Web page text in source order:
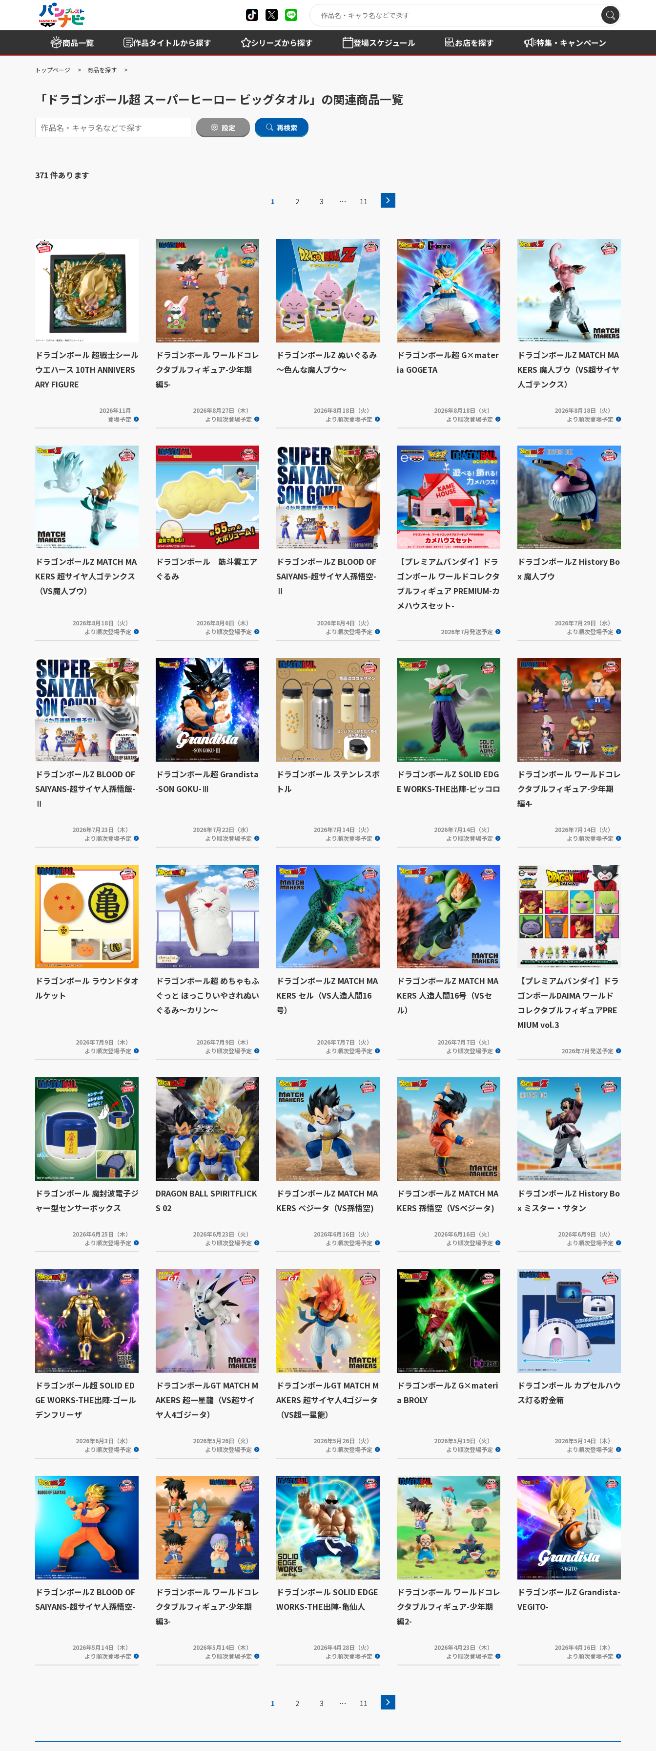
商品一覧 作品タイトルから探す シリーズから探す 登場スケジュール お店を探す 特集・キャンペーン
トップページ 商品を探す
「ドラゴンボール超 スーパーヒーロー ビッグタオル」の関連商品一覧
設定 再検索
371 件あります
1 2 3 … 11
ドラゴンボール 超戦士シール
ウエハース 10TH ANNIVERS
ARY FIGURE
2026年11月
登場予定
ドラゴンボール ワールドコレ
クタブルフィギュア-少年期
編5-
2026年8月27日（木）
より順次登場予定
ドラゴンボールZ ぬいぐるみ
～色んな魔人ブウ～
2026年8月18日（火）
より順次登場予定
ドラゴンボール超 G×mater
ia GOGETA
2026年8月18日（火）
より順次登場予定
ドラゴンボールZ MATCH MA
KERS 魔人ブウ（VS超サイヤ
人ゴテンクス）
2026年8月18日（火）
より順次登場予定
ドラゴンボールZ MATCH MA
KERS 超サイヤ人ゴテンクス
（VS魔人ブウ）
2026年8月18日（火）
より順次登場予定
ドラゴンボール 筋斗雲エア
ぐるみ
2026年8月6日（木）
より順次登場予定
ドラゴンボールZ BLOOD OF
SAIYANS-超サイヤ人孫悟空-
Ⅱ
2026年8月4日（火）
より順次登場予定
【プレミアムバンダイ】ドラ
ゴンボール ワールドコレクタ
ブルフィギュア PREMIUM-カ
メハウスセット-
2026年7月発送予定
ドラゴンボールZ History Bo
x 魔人ブウ
2026年7月29日（水）
より順次登場予定
ドラゴンボールZ BLOOD OF
SAIYANS-超サイヤ人孫悟飯-
Ⅱ
2026年7月23日（木）
より順次登場予定
ドラゴンボール超 Grandista
-SON GOKU-Ⅲ
2026年7月22日（水）
より順次登場予定
ドラゴンボール ステンレスボ
トル
2026年7月14日（火）
より順次登場予定
ドラゴンボールZ SOLID EDG
E WORKS-THE出陣-ピッコロ
2026年7月14日（火）
より順次登場予定
ドラゴンボール ワールドコレ
クタブルフィギュア-少年期
編4-
2026年7月14日（火）
より順次登場予定
ドラゴンボール ラウンドタオ
ルケット
2026年7月9日（木）
より順次登場予定
ドラゴンボール超 めちゃもふ
ぐっと ほっこりいやされぬい
ぐるみ～カリン～
2026年7月9日（木）
より順次登場予定
ドラゴンボールZ MATCH MA
KERS セル（VS人造人間16
号）
2026年7月7日（火）
より順次登場予定
ドラゴンボールZ MATCH MA
KERS 人造人間16号（VSセ
ル）
2026年7月7日（火）
より順次登場予定
【プレミアムバンダイ】ドラ
ゴンボールDAIMA ワールド
コレクタブルフィギュアPRE
MIUM vol.3
2026年7月発送予定
ドラゴンボール 魔封波電子ジ
ャー型センサーボックス
2026年6月25日（木）
より順次登場予定
DRAGON BALL SPIRITFLICK
S 02
2026年6月23日（火）
より順次登場予定
ドラゴンボールZ MATCH MA
KERS ベジータ（VS孫悟空)
2026年6月16日（火）
より順次登場予定
ドラゴンボールZ MATCH MA
KERS 孫悟空（VSベジータ)
2026年6月16日（火）
より順次登場予定
ドラゴンボールZ History Bo
x ミスター・サタン
2026年6月9日（火）
より順次登場予定
ドラゴンボール超 SOLID ED
GE WORKS-THE出陣-ゴール
デンフリーザ
2026年6月3日（水）
より順次登場予定
ドラゴンボールGT MATCH M
AKERS 超一星龍（VS超サイ
ヤ人4ゴジータ）
2026年5月26日（火）
より順次登場予定
ドラゴンボールGT MATCH M
AKERS 超サイヤ人4ゴジータ
（VS超一星龍）
2026年5月26日（火）
より順次登場予定
ドラゴンボールZ G×materi
a BROLY
2026年5月19日（火）
より順次登場予定
ドラゴンボール カプセルハウ
ス灯る貯金箱
2026年5月14日（木）
より順次登場予定
ドラゴンボールZ BLOOD OF
SAIYANS-超サイヤ人孫悟空-
2026年5月14日（木）
より順次登場予定
ドラゴンボール ワールドコレ
クタブルフィギュア-少年期
編3-
2026年5月14日（木）
より順次登場予定
ドラゴンボール SOLID EDGE
WORKS-THE出陣-亀仙人
2026年4月28日（火）
より順次登場予定
ドラゴンボール ワールドコレ
クタブルフィギュア-少年期
編2-
2026年4月23日（木）
より順次登場予定
ドラゴンボールZ Grandista-
VEGITO-
2026年4月16日（木）
より順次登場予定
1 2 3 … 11